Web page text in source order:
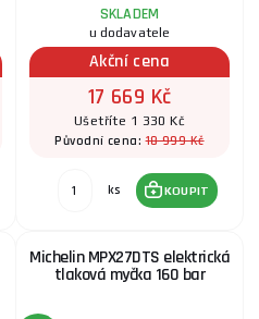
SKLADEM
u dodavatele
Akční cena
17 669 Kč
Ušetříte 1 330 Kč
Původní cena:18 999 Kč
ks KOUPIT
Michelin MPX27DTS elektrická
tlaková myčka 160 bar